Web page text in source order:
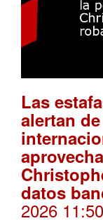
Las
alertan
datos
2026 11:50